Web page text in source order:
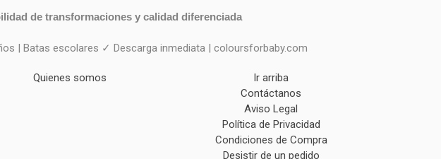
de transformaciones y calidad diferenciada
| Batas escolares ✓ Descarga inmediata | coloursforbaby.com
Quienes somos
Ir arriba
Contáctanos
Aviso Legal
Política de Privacidad
Condiciones de Compra
Desistir de un pedido